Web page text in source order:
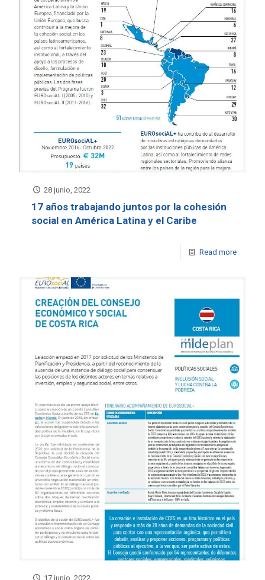
28 junio, 2022
17 años trabajando juntos por la cohesión
social en América Latina y el Caribe
Read more
17 junio, 2022